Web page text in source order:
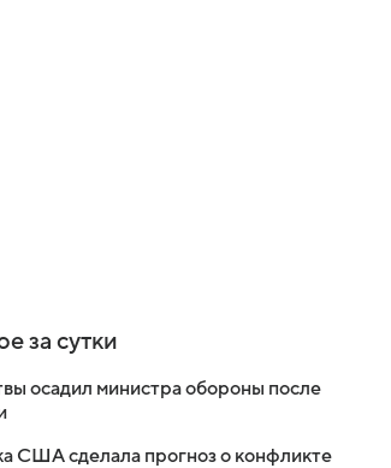
за сутки
осадил министра обороны после
США сделала прогноз о конфликте